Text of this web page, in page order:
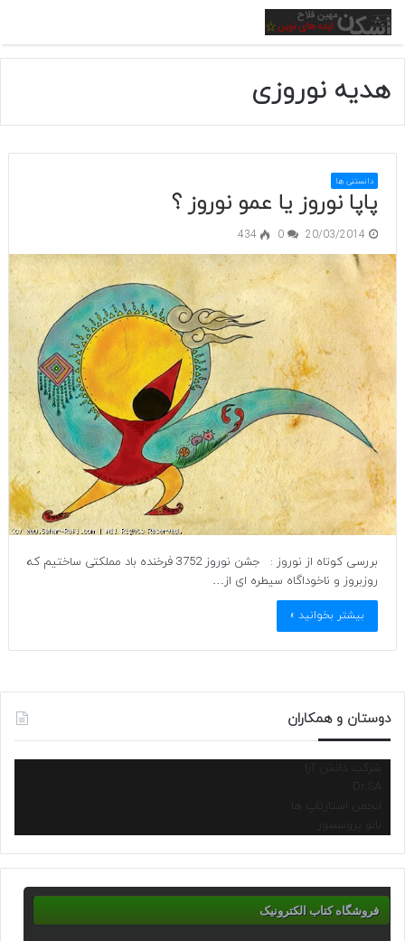
منو
هدیه نوروزی
دانستنی ها
پاپا نوروز یا عمو نوروز ؟
20/03/2014
0
434
بررسی کوتاه از نوروز : جشن نوروز 3752 فرخنده باد مملکتی ساختیم که
روزبروز و ناخوداگاه سیطره ای از…
بیشتر بخوانید »
دوستان و همکاران
شرکت دانش آرا
انجمن استارتاپ ها
نانو پروسسور
فروشگاه کتاب الکترونیک